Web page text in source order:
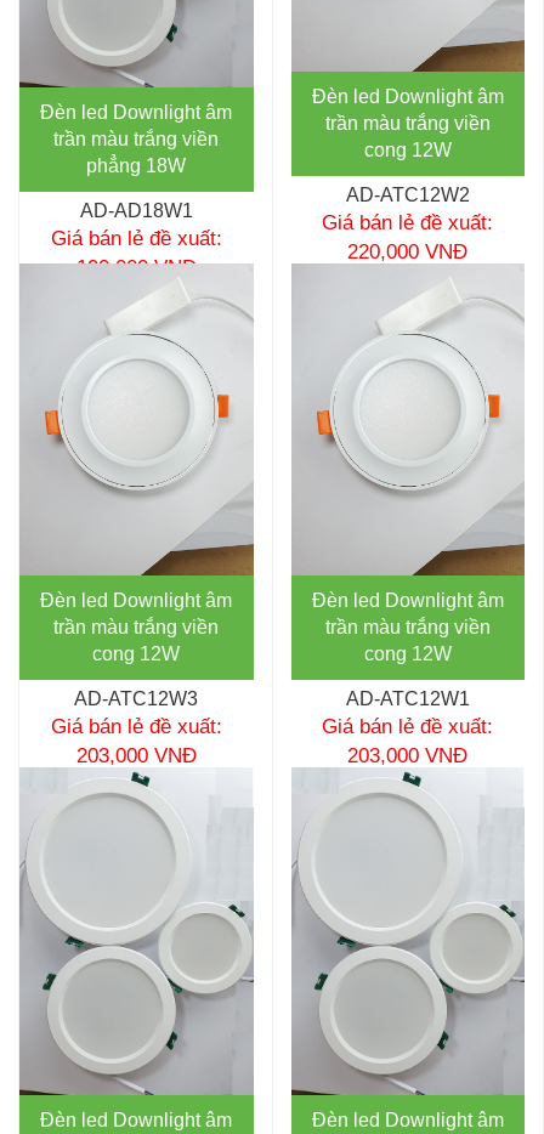
Đèn led Downlight âm
trần màu trắng viền
phẳng 18W
AD-AD18W1
Giá bán lẻ đề xuất:
190,000 VNĐ
Đèn led Downlight âm
trần màu trắng viền
cong 12W
AD-ATC12W2
Giá bán lẻ đề xuất:
220,000 VNĐ
Đèn led Downlight âm
trần màu trắng viền
cong 12W
AD-ATC12W3
Giá bán lẻ đề xuất:
203,000 VNĐ
Đèn led Downlight âm
trần màu trắng viền
cong 12W
AD-ATC12W1
Giá bán lẻ đề xuất:
203,000 VNĐ
Đèn led Downlight âm Đèn led Downlight âm